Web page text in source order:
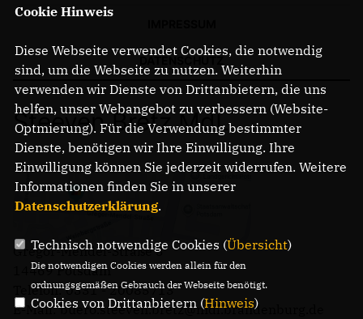
Steeven Bretz MdL
Gregor-Mendel-Straße 3
14469 Potsdam
Telefon: 0331 - 20085713
E-Mail: buero.steeven.bretz@mdl.brandenburg.de
Cookie Hinweis
Diese Webseite verwendet Cookies, die notwendig
sind, um die Webseite zu nutzen. Weiterhin
verwenden wir Dienste von Drittanbietern, die uns
helfen, unser Webangebot zu verbessern (Website-
Optmierung). Für die Verwendung bestimmter
Dienste, benötigen wir Ihre Einwilligung. Ihre
Einwilligung können Sie jederzeit widerrufen. Weitere
Informationen finden Sie in unserer
Datenschutzerklärung.
Technisch notwendige Cookies (Übersicht)
Die notwendigen Cookies werden allein für den
ordnungsgemäßen Gebrauch der Webseite benötigt.
Cookies von Drittanbietern (Hinweis)